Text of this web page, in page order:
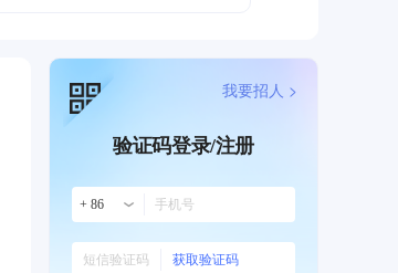
验证码登录/注册
+ 86
获取验证码
我要招人 >